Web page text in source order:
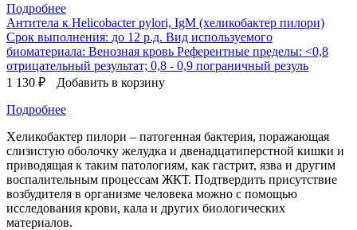
Подробнее
Антитела к Helicobacter pylori, IgM (хеликобактер пилори)
Срок выполнения: до 12 р.д. Вид используемого
биоматериала: Венозная кровь Референтные пределы: <0,8
отрицательный результат; 0,8 - 0,9 пограничный резуль
1 130 ₽
Добавить в корзину
Подробнее
Хеликобактер пилори – патогенная бактерия, поражающая
слизистую оболочку желудка и двенадцатиперстной кишки и
приводящая к таким патологиям, как гастрит, язва и другим
воспалительным процессам ЖКТ. Подтвердить присутствие
возбудителя в организме человека можно с помощью
исследования крови, кала и других биологических
материалов.